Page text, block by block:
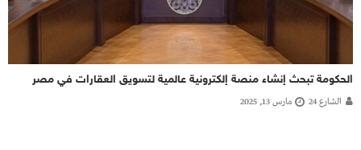
الحكومة تبحث إنشاء منصة إلكترونية عالمية لتسويق العقارات في مصر
الشارع 24 مارس 13, 2025